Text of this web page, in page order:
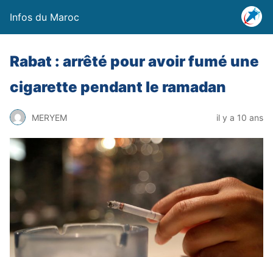
Infos du Maroc
Rabat : arrêté pour avoir fumé une
cigarette pendant le ramadan
MERYEM il y a 10 ans